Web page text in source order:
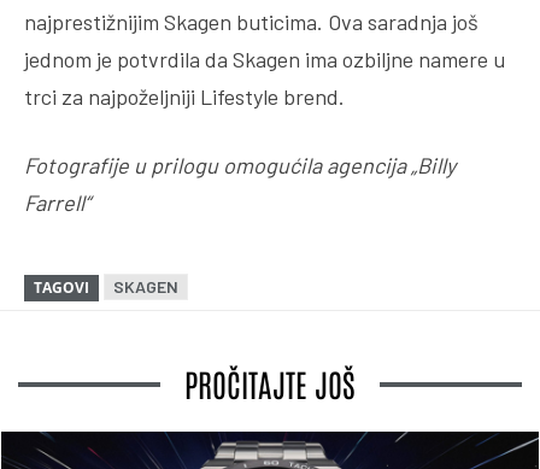
najprestižnijim Skagen buticima. Ova saradnja još
jednom je potvrdila da Skagen ima ozbiljne namere u
trci za najpoželjniji Lifestyle brend.
Fotografije u prilogu omogućila agencija „Billy
Farrell“
TAGOVI SKAGEN
PROČITAJTE JOŠ